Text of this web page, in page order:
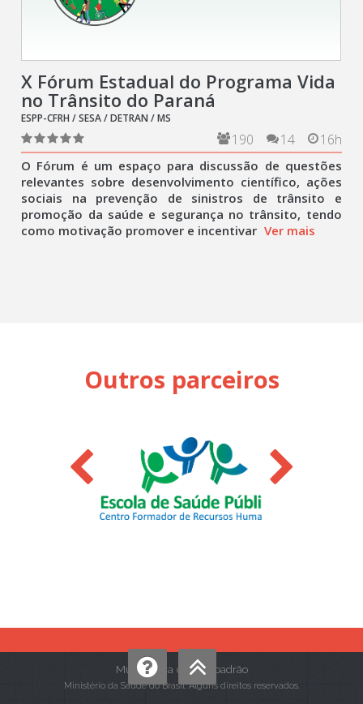
X Fórum Estadual do Programa Vida
no Trânsito do Paraná
ESPP-CFRH / SESA / DETRAN / MS
16h
14
190
O Fórum é um espaço para discussão de questões
relevantes sobre desenvolvimento científico, ações
sociais na prevenção de sinistros de trânsito e
promoção da saúde e segurança no trânsito, tendo
como motivação promover e incentivar Ver mais
Outros parceiros
Mudar para o tema padrão
Ministério da Saúde do Brasil. Alguns direitos reservados.